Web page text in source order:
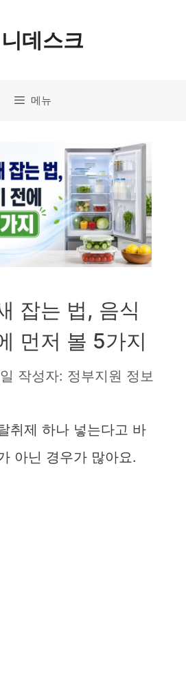
데스크
메뉴
잡는 법, 음식
먼저 볼 5가지
작성자: 정부지원 정보
취제 하나 넣는다고 바
아닌 경우가 많아요.